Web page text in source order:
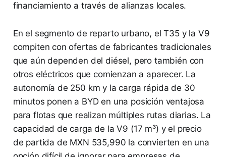
financiamiento a través de alianzas locales.
En el segmento de reparto urbano, el T35 y la V9
compiten con ofertas de fabricantes tradicionales
que aún dependen del diésel, pero también con
otros eléctricos que comienzan a aparecer. La
autonomía de 250 km y la carga rápida de 30
minutos ponen a BYD en una posición ventajosa
para flotas que realizan múltiples rutas diarias. La
capacidad de carga de la V9 (17 m³) y el precio
de partida de MXN 535,990 la convierten en una